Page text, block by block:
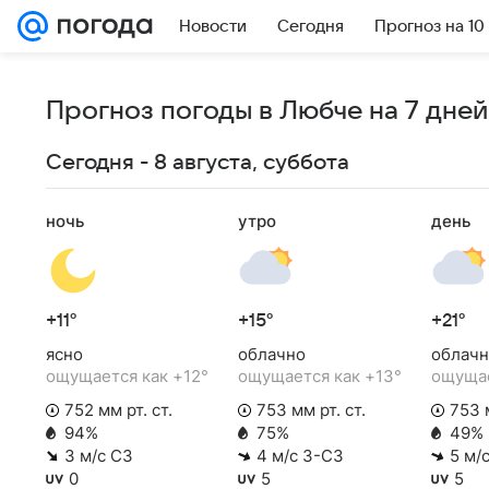
Новости Сегодня Прогноз на
Прогноз погоды в Любче на 7 дней
Сегодня - 8 августа, суббота
ночь
+11°
ясно
ощущается как +12°
752 мм рт. ст.
94%
3 м/с СЗ
0
утро
+15°
облачно
ощущается как +13°
753 мм рт. ст.
75%
4 м/с З-СЗ
5
день
+21°
753
49%
5 м/
5